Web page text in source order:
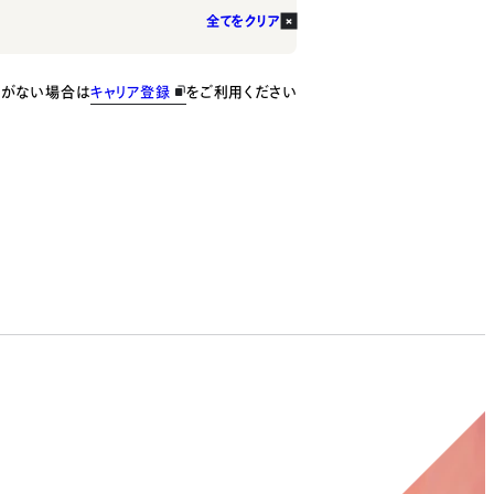
全てをクリア
ない場合はキャリア登録 をご利用ください